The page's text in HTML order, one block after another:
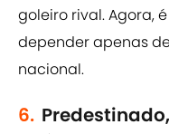
goleiro rival. Agora,
depender apenas
nacional.
6.